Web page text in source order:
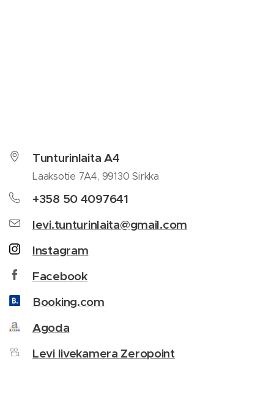
Tunturinlaita A4
Laaksotie 7A4, 99130 Sirkka
+358 50 4097641
levi.tunturinlaita@gmail.com
Instagram
Facebook
Booking.com
Agoda
Levi livekamera Zeropoint